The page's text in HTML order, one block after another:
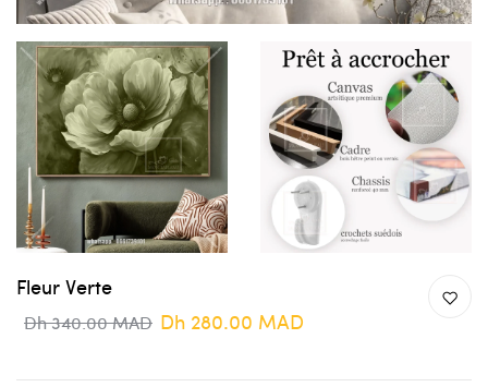
Fleur Verte
Dh 340.00 MAD Dh 280.00 MAD